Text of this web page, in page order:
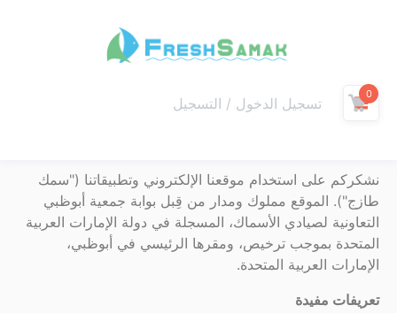
0
تسجيل الدخول / التسجيل
نشكركم على استخدام موقعنا الإلكتروني وتطبيقاتنا ("سمك
طازج"). الموقع مملوك ومدار من قِبل بوابة جمعية أبوظبي
التعاونية لصيادي الأسماك، المسجلة في دولة الإمارات العربية
المتحدة بموجب ترخيص، ومقرها الرئيسي في أبوظبي،
الإمارات العربية المتحدة.
تعريفات مفيدة